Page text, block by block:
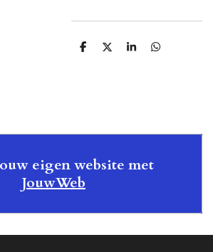
D
D
S
D
eigen website met
JouwWeb